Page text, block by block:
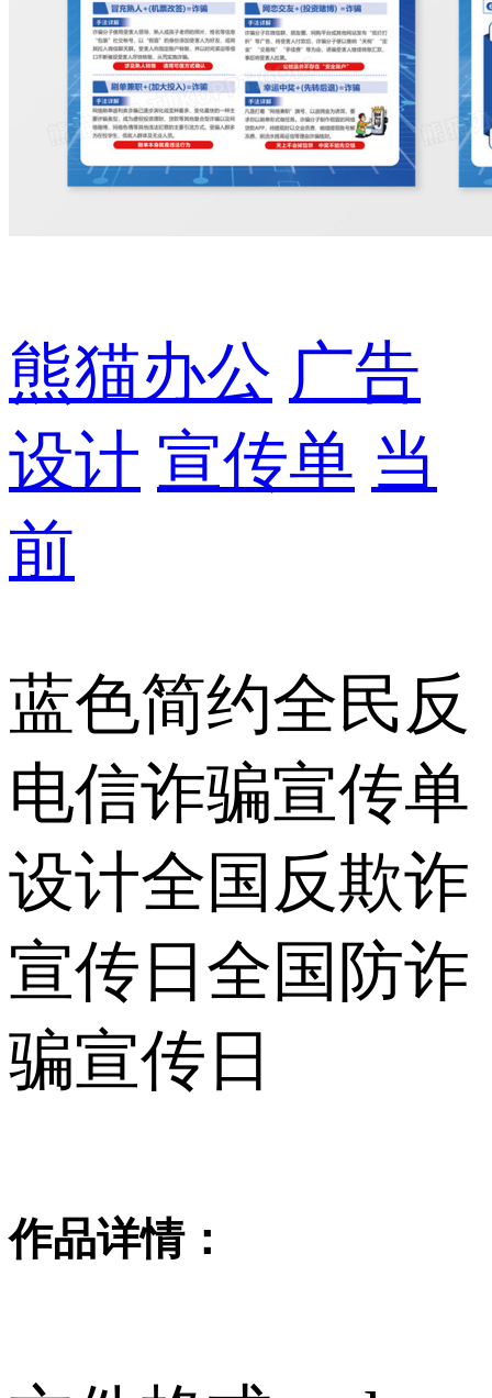
熊猫办公 广告
设计 宣传单 当
前
蓝色简约全民反
电信诈骗宣传单
设计全国反欺诈
宣传日全国防诈
骗宣传日
作品详情：